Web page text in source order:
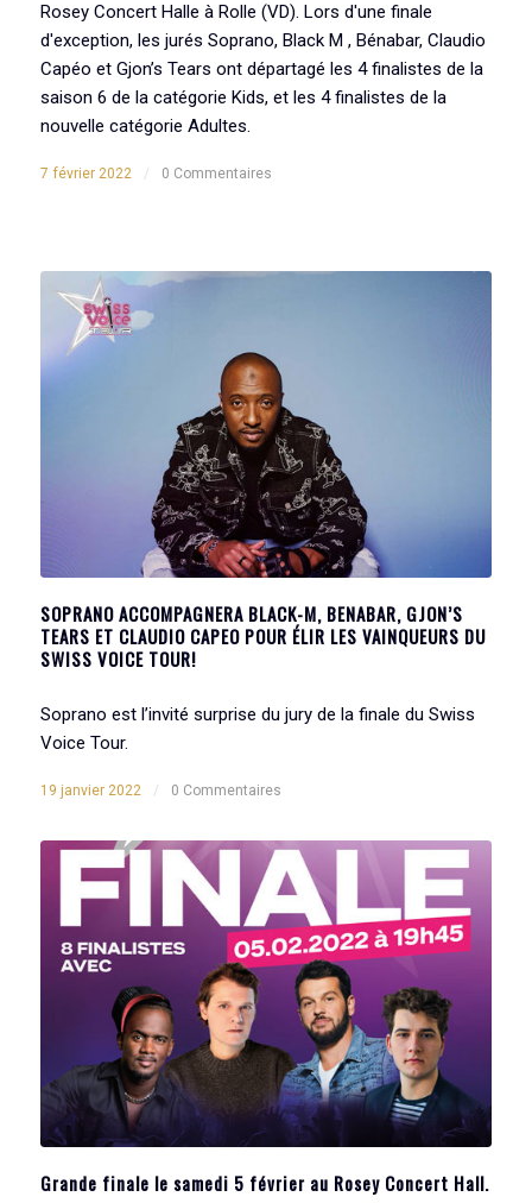
Rosey Concert Halle à Rolle (VD). Lors d'une finale
d'exception, les jurés Soprano, Black M , Bénabar, Claudio
Capéo et Gjon’s Tears ont départagé les 4 finalistes de la
saison 6 de la catégorie Kids, et les 4 finalistes de la
nouvelle catégorie Adultes.
7 février 2022 / 0 Commentaires
SOPRANO ACCOMPAGNERA BLACK-M, BENABAR, GJON’S
TEARS ET CLAUDIO CAPEO POUR ÉLIR LES VAINQUEURS DU
SWISS VOICE TOUR!
Soprano est l’invité surprise du jury de la finale du Swiss
Voice Tour.
19 janvier 2022 / 0 Commentaires
Grande finale le samedi 5 février au Rosey Concert Hall.